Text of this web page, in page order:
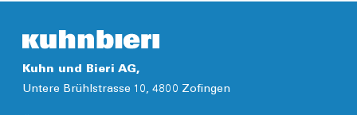
Kuhn und Bieri AG,
Untere Brühlstrasse 10, 4800 Zofingen